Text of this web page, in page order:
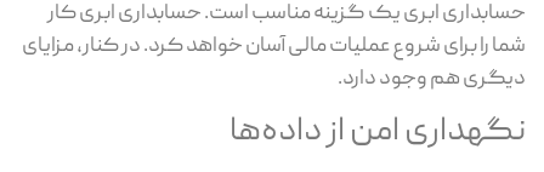
حسابداری ابری یک گزینه مناسب است. حسابداری ابری کار
شما را برای شروع عملیات مالی آسان خواهد کرد. در کنار، مزایای
دیگری هم وجود دارد.
نگهداری امن از داده‌ها